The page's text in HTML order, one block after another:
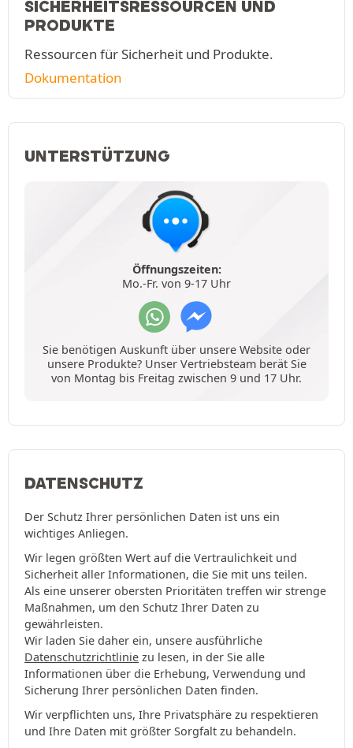
SICHERHEITSRESSOURCEN UND
PRODUKTE
Ressourcen für Sicherheit und Produkte.
Dokumentation
UNTERSTÜTZUNG
Öffnungszeiten:
Mo.-Fr. von 9-17 Uhr
Sie benötigen Auskunft über unsere Website oder
unsere Produkte? Unser Vertriebsteam berät Sie
von Montag bis Freitag zwischen 9 und 17 Uhr.
DATENSCHUTZ
Der Schutz Ihrer persönlichen Daten ist uns ein
wichtiges Anliegen.
Wir legen größten Wert auf die Vertraulichkeit und
Sicherheit aller Informationen, die Sie mit uns teilen.
Als eine unserer obersten Prioritäten treffen wir strenge
Maßnahmen, um den Schutz Ihrer Daten zu
gewährleisten.
Wir laden Sie daher ein, unsere ausführliche
Datenschutzrichtlinie zu lesen, in der Sie alle
Informationen über die Erhebung, Verwendung und
Sicherung Ihrer persönlichen Daten finden.
Wir verpflichten uns, Ihre Privatsphäre zu respektieren
und Ihre Daten mit größter Sorgfalt zu behandeln.